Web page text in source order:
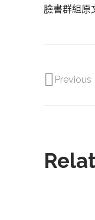
臉書群組原
Previous